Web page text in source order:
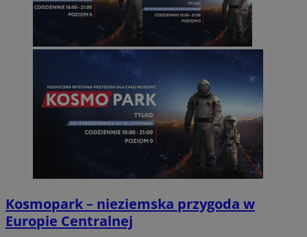
Kosmopark – nieziemska przygoda w
Europie Centralnej